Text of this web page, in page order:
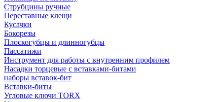
Струбцины ручные
Переставные клещи
Кусачки
Бокорезы
Плоскогубцы и длинногубцы
Пассатижи
Инструмент для работы с внутренним профилем
Насадки торцевые с вставками-битами
наборы вставок-бит
Вставки-биты
Угловые ключи TORX